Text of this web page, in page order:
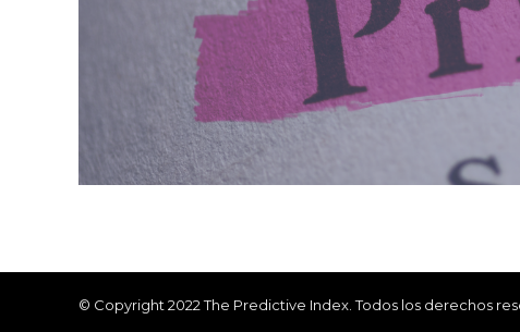
© Copyright 2022 The Predictive Index. Todos los derechos